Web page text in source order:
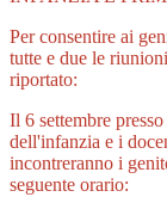
Per consentire ai
tutte e due le
riportato:
Il 6 settembre
dell'infanzia e i
incontreranno i
seguente orario: